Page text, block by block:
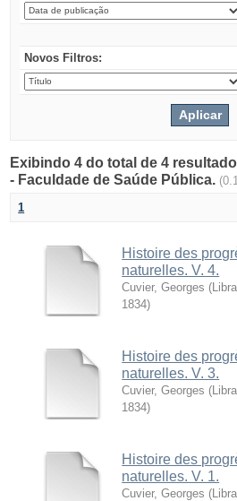
Novos Filtros:
Exibindo 4 do total de 4
- Faculdade de Saúde Pública.
1
Histoire des
naturelles. V. 4.
Cuvier, Georges (
1834)
Histoire des
naturelles. V. 3.
Cuvier, Georges (
1834)
Histoire des
naturelles. V. 1.
Cuvier, Georges (